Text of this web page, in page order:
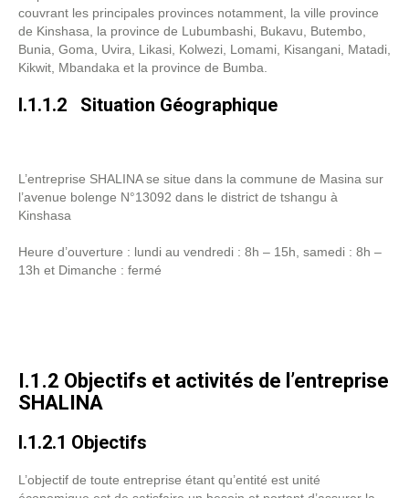
couvrant les principales provinces notamment, la ville province
de Kinshasa, la province de Lubumbashi, Bukavu, Butembo,
Bunia, Goma, Uvira, Likasi, Kolwezi, Lomami, Kisangani, Matadi,
Kikwit, Mbandaka et la province de Bumba.
I.1.1.2 Situation Géographique
L’entreprise SHALINA se situe dans la commune de Masina sur
l’avenue bolenge N°13092 dans le district de tshangu à
Kinshasa
Heure d’ouverture : lundi au vendredi : 8h – 15h, samedi : 8h –
13h et Dimanche : fermé
I.1.2 Objectifs et activités de l’entreprise
SHALINA
I.1.2.1 Objectifs
L’objectif de toute entreprise étant qu’entité est unité